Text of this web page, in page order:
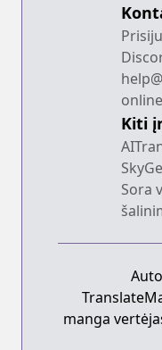
online
Kiti
Sora
manga